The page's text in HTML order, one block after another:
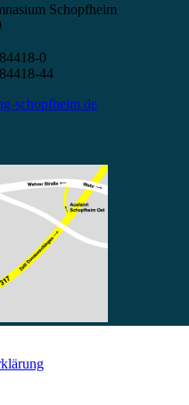
Schopfheim
0
44
schopfheim.de